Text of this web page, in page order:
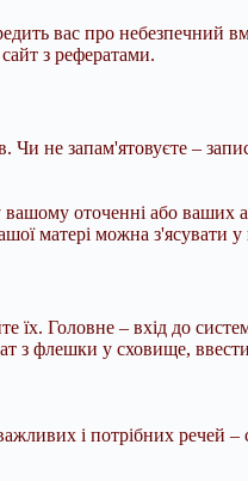
вас про небезпечний
з рефератами.
Чи не запам'ятовуєте –
вашому оточенні або
матері можна з'ясувати
їх. Головне – вхід до
флешки у сховище,
і потрібних речей –